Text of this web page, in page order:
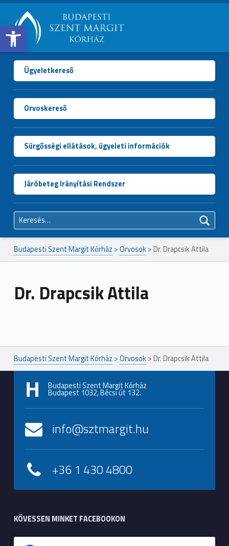
Open toolbar
BUDAPESTI
SZENT
MARGIT
KÓRHÁZ
Ügyeletkereső
Orvoskereső
Sürgősségi ellátások, ügyeleti információk
Járóbeteg Irányítási Rendszer
Keresés:
Budapesti Szent Margit Kórház >Orvosok> Dr. Drapcsik Attila
Dr. Drapcsik Attila
Budapesti Szent Margit Kórház >Orvosok> Dr. Drapcsik Attila
Budapesti Szent Margit Kórház
Budapest 1032, Bécsi út 132.
info@sztmargit.hu
+36 1 430 4800
KÖVESSEN MINKET FACEBOOKON